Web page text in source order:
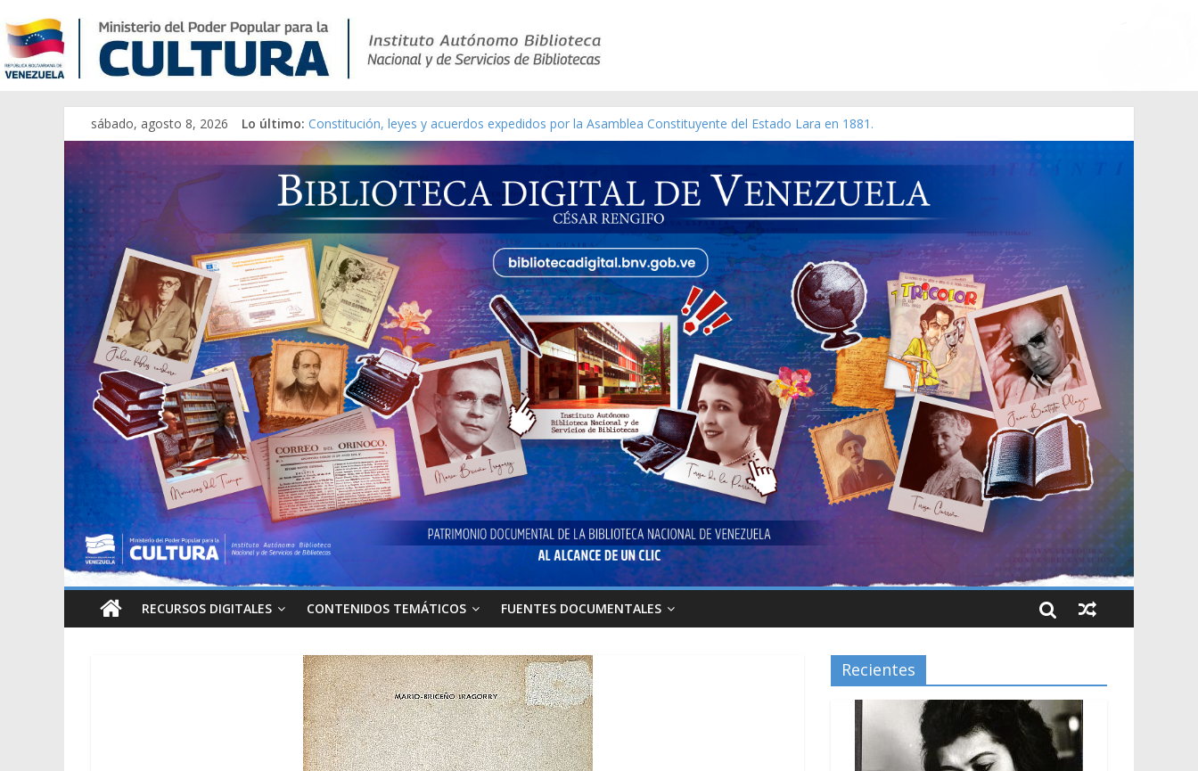
sábado, agosto 8, 2026 Lo último: Constitución, leyes y acuerdos expedidos por la Asamblea Constituyente del Estado Lara en 1881.
Una Parálisis [material gráfico]
Modesta Bor Sánchez [material gráfico]
Gaceta Oficial de la República de Venezuela año CXXXIII Mes V, Caracas 09 de marzo de 2006 N° 38.394
Catálogo temático de obras de Modesta Bor
RECURSOS DIGITALES CONTENIDOS TEMÁTICOS FUENTES DOCUMENTALES
Recientes